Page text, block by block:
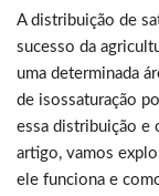
A distribuição de
sucesso da
uma determinada
de isossaturação
essa distribuição e
artigo, vamos
ele funciona e